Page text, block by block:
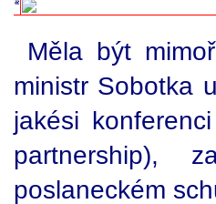
Měla být
ministr Sobotka
jakési
partnership),
poslaneckém